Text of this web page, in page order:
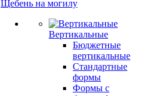
Щебень на могилу
Вертикальные
Бюджетные
вертикальные
Стандартные
формы
Формы с